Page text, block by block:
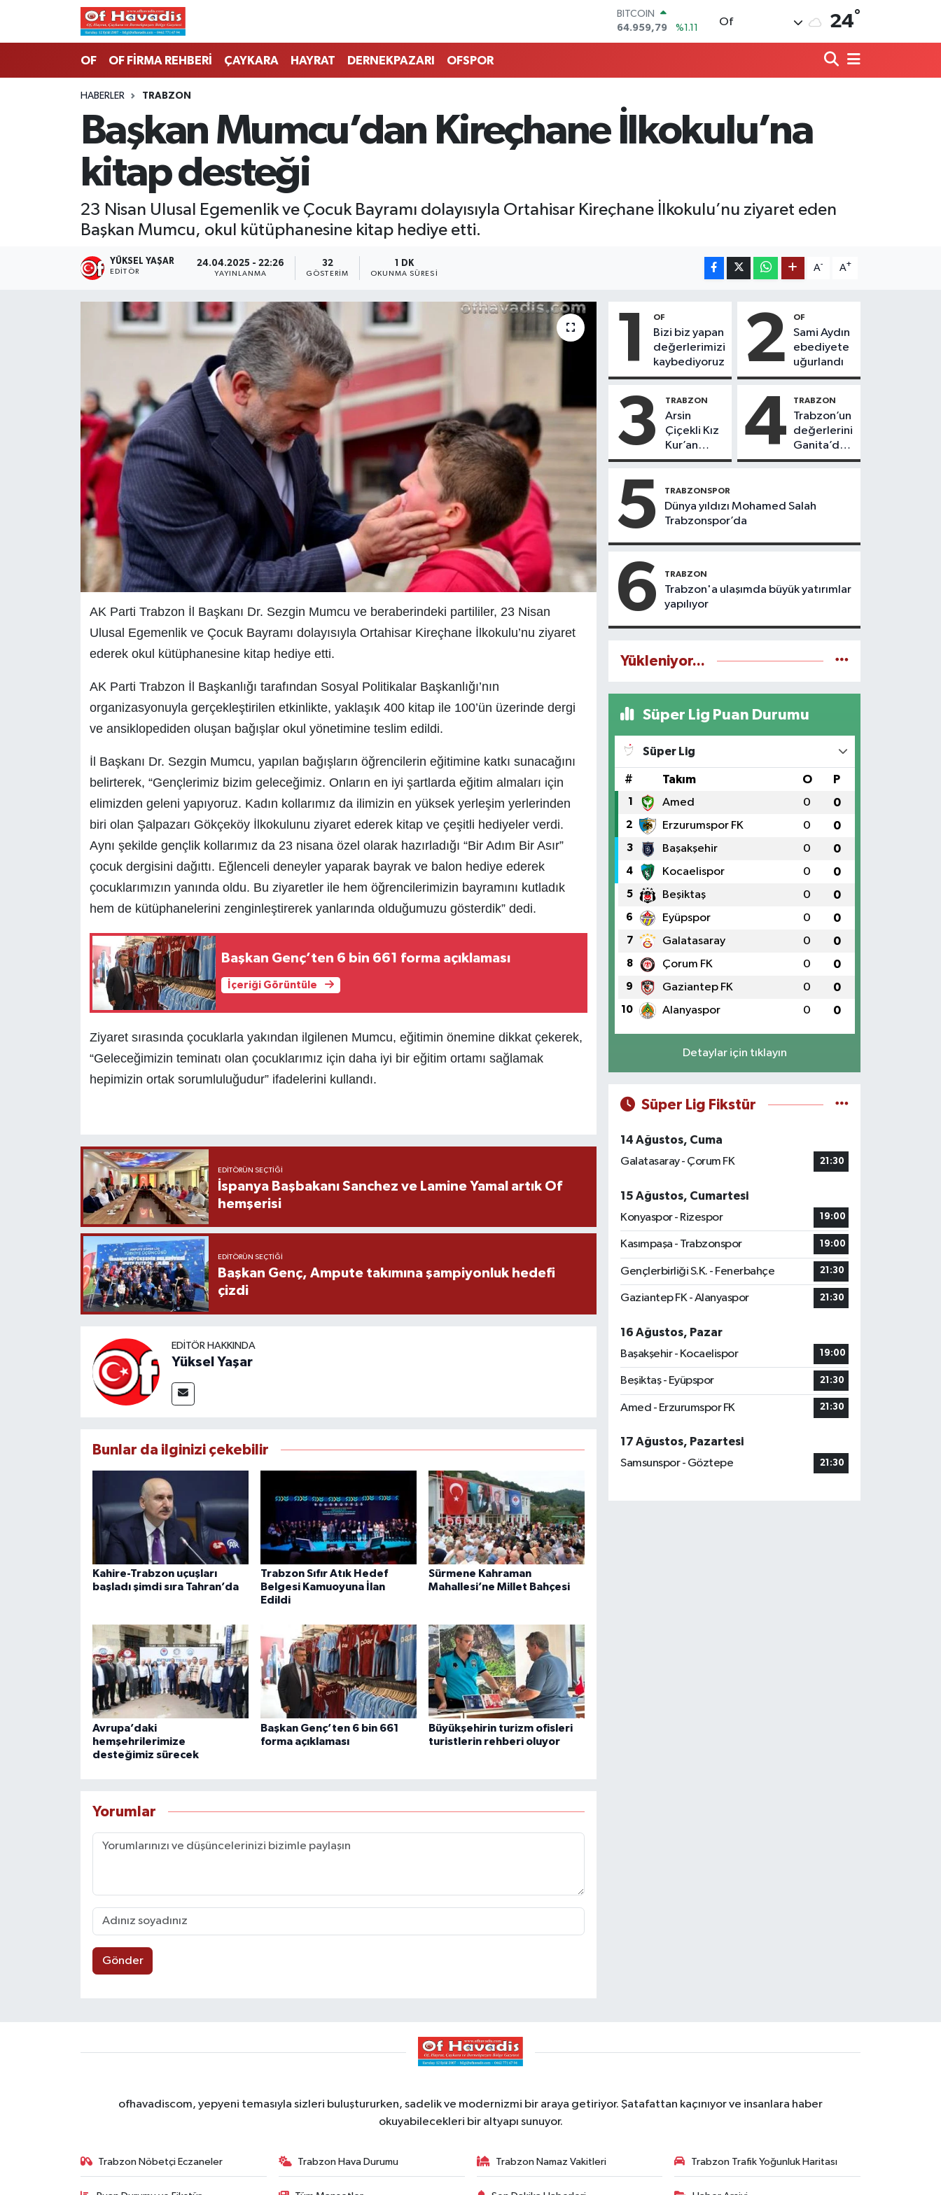
BITCOIN
64.959,79
%1.11
DOLAR
64,4811
GRAM ALTIN
6660.55
%0.03
Of 24°
OF OF FİRMA REHBERİ ÇAYKARA HAYRAT DERNEKPAZARI OFSPOR
HABERLER TRABZON
Başkan Mumcu’dan Kireçhane İlkokulu’na
kitap desteği
23 Nisan Ulusal Egemenlik ve Çocuk Bayramı dolayısıyla Ortahisar Kireçhane İlkokulu’nu ziyaret eden
Başkan Mumcu, okul kütüphanesine kitap hediye etti.
YÜKSEL YAŞAR
EDITÖR
24.04.2025 - 22:26
YAYINLANMA
32
GÖSTERIM
1 DK
OKUNMA SÜRESI
A- A+
AK Parti Trabzon İl Başkanı Dr. Sezgin Mumcu ve beraberindeki partililer, 23 Nisan
Ulusal Egemenlik ve Çocuk Bayramı dolayısıyla Ortahisar Kireçhane İlkokulu’nu ziyaret
ederek okul kütüphanesine kitap hediye etti.
AK Parti Trabzon İl Başkanlığı tarafından Sosyal Politikalar Başkanlığı’nın
organizasyonuyla gerçekleştirilen etkinlikte, yaklaşık 400 kitap ile 100’ün üzerinde dergi
ve ansiklopediden oluşan bağışlar okul yönetimine teslim edildi.
İl Başkanı Dr. Sezgin Mumcu, yapılan bağışların öğrencilerin eğitimine katkı sunacağını
belirterek, “Gençlerimiz bizim geleceğimiz. Onların en iyi şartlarda eğitim almaları için
elimizden geleni yapıyoruz. Kadın kollarımız da ilimizin en yüksek yerleşim yerlerinden
biri olan Şalpazarı Gökçeköy İlkokulunu ziyaret ederek kitap ve çeşitli hediyeler verdi.
Aynı şekilde gençlik kollarımız da 23 nisana özel olarak hazırladığı “Bir Adım Bir Asır”
çocuk dergisini dağıttı. Eğlenceli deneyler yaparak bayrak ve balon hediye ederek
çocuklarımızın yanında oldu. Bu ziyaretler ile hem öğrencilerimizin bayramını kutladık
hem de kütüphanelerini zenginleştirerek yanlarında olduğumuzu gösterdik” dedi.
Başkan Genç’ten 6 bin 661 forma açıklaması
İçeriği Görüntüle
Ziyaret sırasında çocuklarla yakından ilgilenen Mumcu, eğitimin önemine dikkat çekerek,
“Geleceğimizin teminatı olan çocuklarımız için daha iyi bir eğitim ortamı sağlamak
hepimizin ortak sorumluluğudur” ifadelerini kullandı.
EDITÖRÜN SEÇTIĞI
İspanya Başbakanı Sanchez ve Lamine Yamal artık Of
hemşerisi
EDITÖRÜN SEÇTIĞI
Başkan Genç, Ampute takımına şampiyonluk hedefi
çizdi
EDITÖR HAKKINDA
Yüksel Yaşar
Bunlar da ilginizi çekebilir
Kahire-Trabzon uçuşları
başladı şimdi sıra Tahran’da
Trabzon Sıfır Atık Hedef
Belgesi Kamuoyuna İlan
Edildi
Sürmene Kahraman
Mahallesi’ne Millet Bahçesi
Avrupa’daki
hemşehrilerimize
desteğimiz sürecek
Başkan Genç’ten 6 bin 661
forma açıklaması
Büyükşehirin turizm ofisleri
turistlerin rehberi oluyor
Yorumlar
Gönder
1 OF
Bizi biz yapan
değerlerimizi
kaybediyoruz
2 OF
Sami Aydın
ebediyete
uğurlandı
3 TRABZON
Arsin
Çiçekli Kız
Kur’an
Kursu’nda
icazet aldı
4 TRABZON
Trabzon’un
değerlerini
Ganita’da
yaşatıyoruz
5 TRABZONSPOR
Dünya yıldızı Mohamed Salah
Trabzonspor’da
6 TRABZON
Trabzon'a ulaşımda büyük yatırımlar
yapılıyor
Yükleniyor...
Süper Lig Puan Durumu
Süper Lig
# Takım O P
1 Amed 0 0
2 Erzurumspor FK 0 0
3 Başakşehir 0 0
4 Kocaelispor 0 0
5 Beşiktaş 0 0
6 Eyüpspor 0 0
7 Galatasaray 0 0
8 Çorum FK 0 0
9 Gaziantep FK 0 0
10 Alanyaspor 0 0
Detaylar için tıklayın
Süper Lig Fikstür
14 Ağustos, Cuma
Galatasaray - Çorum FK
21:30
15 Ağustos, Cumartesi
Konyaspor - Rizespor
19:00
Kasımpaşa - Trabzonspor 19:00
Gençlerbirliği S.K. - Fenerbahçe 21:30
Gaziantep FK - Alanyaspor 21:30
16 Ağustos, Pazar
Başakşehir - Kocaelispor
19:00
Beşiktaş - Eyüpspor 21:30
Amed - Erzurumspor FK 21:30
17 Ağustos, Pazartesi
Samsunspor - Göztepe
21:30
ofhavadiscom, yepyeni temasıyla sizleri buluştururken, sadelik ve modernizmi bir araya getiriyor. Şatafattan kaçınıyor ve insanlara haber
okuyabilecekleri bir altyapı sunuyor.
Trabzon Nöbetçi Eczaneler Trabzon Hava Durumu Trabzon Namaz Vakitleri Trabzon Trafik Yoğunluk Haritası
Trabzon Nöbetçi Eczaneler
Trabzon Namaz Vakitleri
Trabzon Trafik Yoğunluk Haritası
Süper Lig Puan Durumu ve Fikstür
Tüm Manşetler
Son Dakika Haberleri
Haber Arşivi